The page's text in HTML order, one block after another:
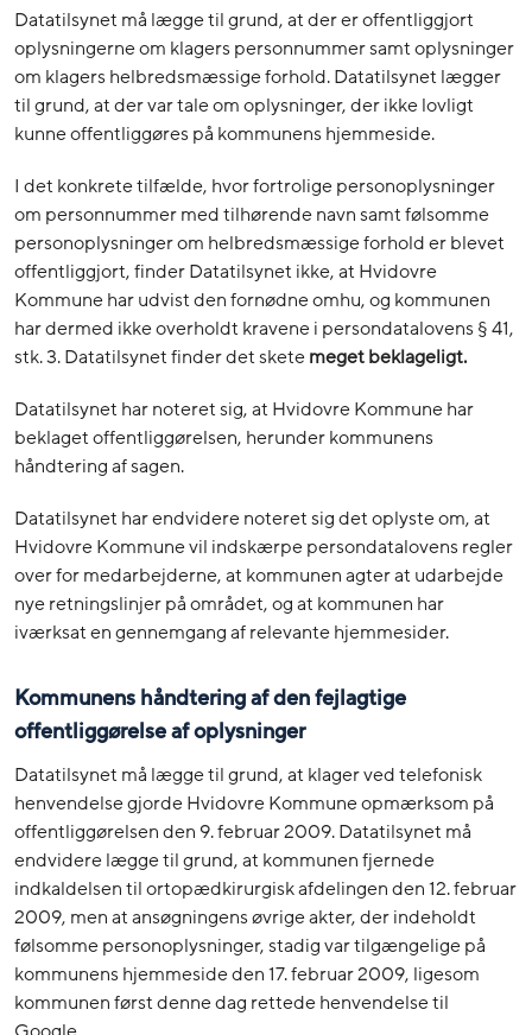
Datatilsynet må lægge til grund, at der er offentliggjort
oplysningerne om klagers personnummer samt oplysninger
om klagers helbredsmæssige forhold. Datatilsynet lægger
til grund, at der var tale om oplysninger, der ikke lovligt
kunne offentliggøres på kommunens hjemmeside.
I det konkrete tilfælde, hvor fortrolige personoplysninger
om personnummer med tilhørende navn samt følsomme
personoplysninger om helbredsmæssige forhold er blevet
offentliggjort, finder Datatilsynet ikke, at Hvidovre
Kommune har udvist den fornødne omhu, og kommunen
har dermed ikke overholdt kravene i persondatalovens § 41,
stk. 3. Datatilsynet finder det sketemeget beklageligt.
Datatilsynet har noteret sig, at Hvidovre Kommune har
beklaget offentliggørelsen, herunder kommunens
håndtering af sagen.
Datatilsynet har endvidere noteret sig det oplyste om, at
Hvidovre Kommune vil indskærpe persondatalovens regler
over for medarbejderne, at kommunen agter at udarbejde
nye retningslinjer på området, og at kommunen har
iværksat en gennemgang af relevante hjemmesider.
Kommunens håndtering af den fejlagtige
offentliggørelse af oplysninger
Datatilsynet må lægge til grund, at klager ved telefonisk
henvendelse gjorde Hvidovre Kommune opmærksom på
offentliggørelsen den 9. februar 2009. Datatilsynet må
endvidere lægge til grund, at kommunen fjernede
indkaldelsen til ortopædkirurgisk afdelingen den 12. februar
2009, men at ansøgningens øvrige akter, der indeholdt
følsomme personoplysninger, stadig var tilgængelige på
kommunens hjemmeside den 17. februar 2009, ligesom
kommunen først denne dag rettede henvendelse til